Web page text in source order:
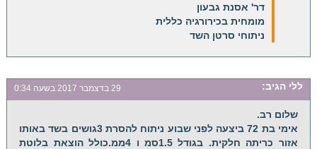
דר' אסנת גבעון
מומחית בכירורגיה כללית
ניתוחי סרטן השד
ללי הגיב: 29 בדצמבר 2017 בשעה 0:34
שלום רב.
אימי בת 72 ביצעה לפני שבוע ניתוח להסרת 3גושים בשד באותו
אזור כריתה חלקית. בגודל 1.5סמ ו 4ממ.כולל הוצאת בלוטת